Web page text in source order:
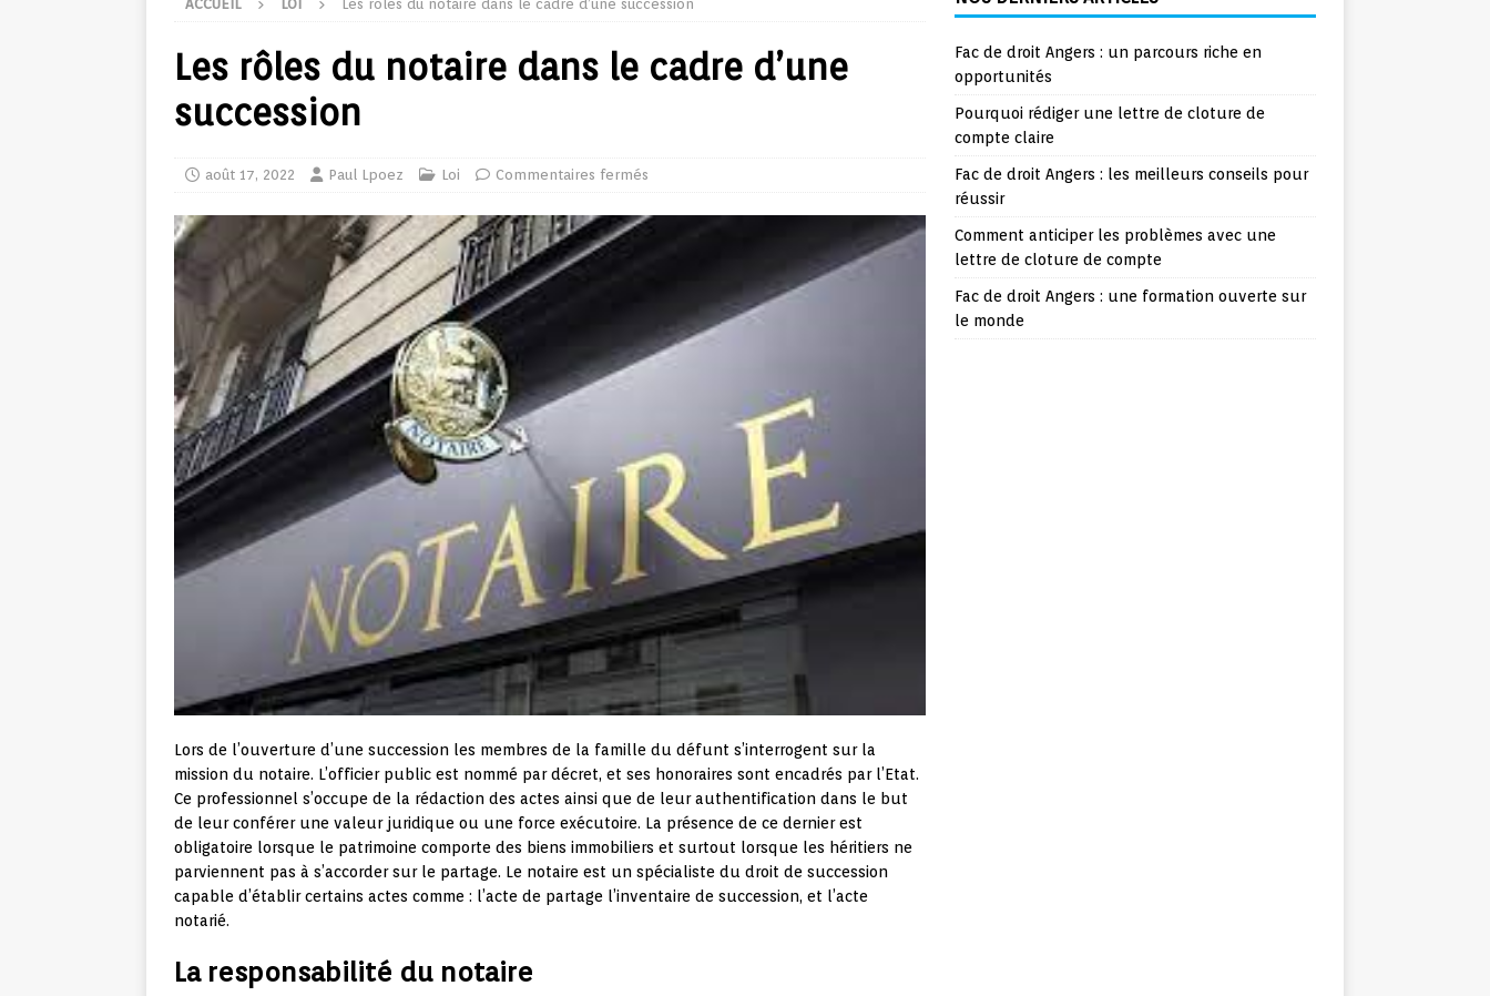
ACCUEIL LOI Les rôles du notaire dans le cadre d’une succession
Les rôles du notaire dans le cadre d’une
succession
août 17, 2022 Paul Lpoez Loi Commentaires fermés
Lors de l’ouverture d’une succession les membres de la famille du défunt s’interrogent sur la
mission du notaire. L’officier public est nommé par décret, et ses honoraires sont encadrés par l’Etat.
Ce professionnel s’occupe de la rédaction des actes ainsi que de leur authentification dans le but
de leur conférer une valeur juridique ou une force exécutoire. La présence de ce dernier est
obligatoire lorsque le patrimoine comporte des biens immobiliers et surtout lorsque les héritiers ne
parviennent pas à s’accorder sur le partage. Le notaire est un spécialiste du droit de succession
capable d’établir certains actes comme : l’acte de partage l’inventaire de succession, et l’acte
notarié.
La responsabilité du notaire
Fac de droit Angers : un parcours riche en
opportunités
Pourquoi rédiger une lettre de cloture de
compte claire
Fac de droit Angers : les meilleurs conseils pour
réussir
Comment anticiper les problèmes avec une
lettre de cloture de compte
Fac de droit Angers : une formation ouverte sur
le monde